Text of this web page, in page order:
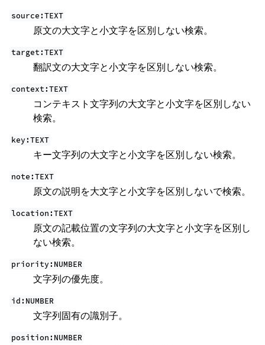
source:TEXT
原文の大文字と小文字を区別しない検索。
target:TEXT
翻訳文の大文字と小文字を区別しない検索。
context:TEXT
コンテキスト文字列の大文字と小文字を区別しない
検索。
key:TEXT
キー文字列の大文字と小文字を区別しない検索。
note:TEXT
原文の説明を大文字と小文字を区別しないで検索。
location:TEXT
原文の記載位置の文字列の大文字と小文字を区別し
ない検索。
priority:NUMBER
文字列の優先度。
id:NUMBER
文字列固有の識別子。
position:NUMBER